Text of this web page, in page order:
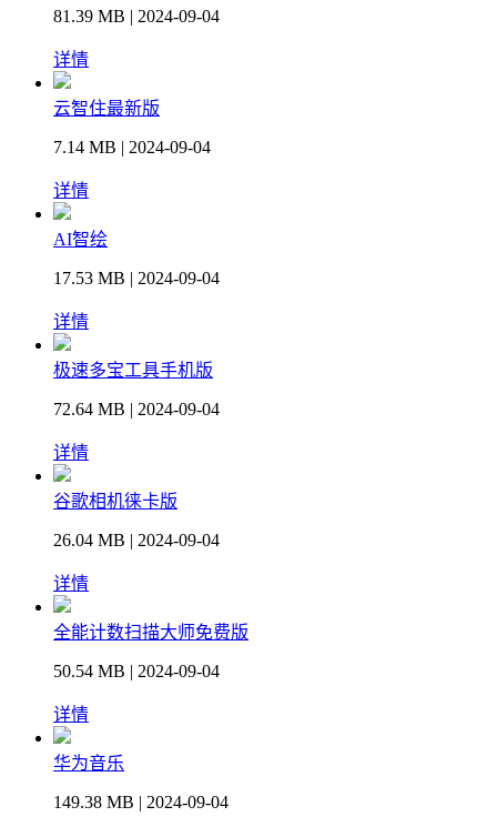
81.39 MB | 2024-09-04
详情
云智住最新版
7.14 MB | 2024-09-04
详情
AI智绘
17.53 MB | 2024-09-04
详情
极速多宝工具手机版
72.64 MB | 2024-09-04
详情
谷歌相机徕卡版
26.04 MB | 2024-09-04
详情
全能计数扫描大师免费版
50.54 MB | 2024-09-04
详情
华为音乐
149.38 MB | 2024-09-04